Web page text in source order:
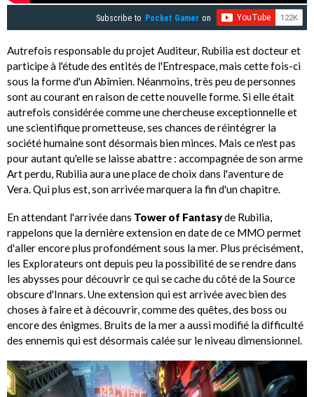
Subscribe to Pocket Gamer on
Autrefois responsable du projet Auditeur, Rubilia est docteur et
participe à l'étude des entités de l'Entrespace, mais cette fois-ci
sous la forme d'un Abîmien. Néanmoins, très peu de personnes
sont au courant en raison de cette nouvelle forme. Si elle était
autrefois considérée comme une chercheuse exceptionnelle et
une scientifique prometteuse, ses chances de réintégrer la
société humaine sont désormais bien minces. Mais ce n'est pas
pour autant qu'elle se laisse abattre : accompagnée de son arme
Art perdu, Rubilia aura une place de choix dans l'aventure de
Vera. Qui plus est, son arrivée marquera la fin d'un chapitre.
En attendant l'arrivée dans Tower of Fantasyde Rubilia,
rappelons que la dernière extension en date de ce MMO permet
d'aller encore plus profondément sous la mer. Plus précisément,
les Explorateurs ont depuis peu la possibilité de se rendre dans
les abysses pour découvrir ce qui se cache du côté de la Source
obscure d'Innars. Une extension qui est arrivée avec bien des
choses à faire et à découvrir, comme des quêtes, des boss ou
encore des énigmes. Bruits de la mer a aussi modifié la difficulté
des ennemis qui est désormais calée sur le niveau dimensionnel.